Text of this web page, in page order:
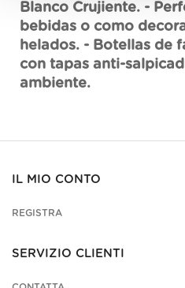
Blanco Crujiente. -
bebidas o como
helados. - Botellas de
con tapas anti-
ambiente.
IL MIO CONTO
REGISTRA
SERVIZIO CLIENTI